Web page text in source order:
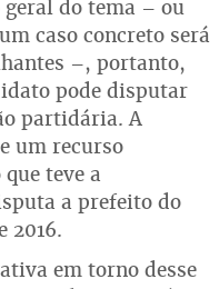
geral do tema – ou
caso concreto será
–, portanto,
pode disputar
partidária. A
um recurso
teve a
a prefeito do
2016.
em torno desse